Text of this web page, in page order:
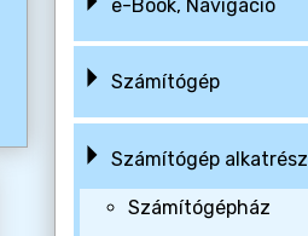
e-Book, Navigáció
Számítógép
Számítógép alkatrész
Számítógépház